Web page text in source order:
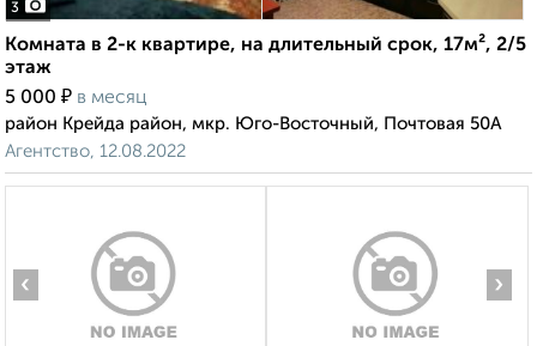
3
Комната в 2-к квартире, на длительный срок, 17м², 2/5
этаж
5 000 ₽ в месяц
район Крейда район, мкр. Юго-Восточный, Почтовая 50А
Агентство, 12.08.2022
‹ ›